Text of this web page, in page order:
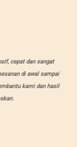
cepat dan sangat
di awal sampai
kami dan hasil